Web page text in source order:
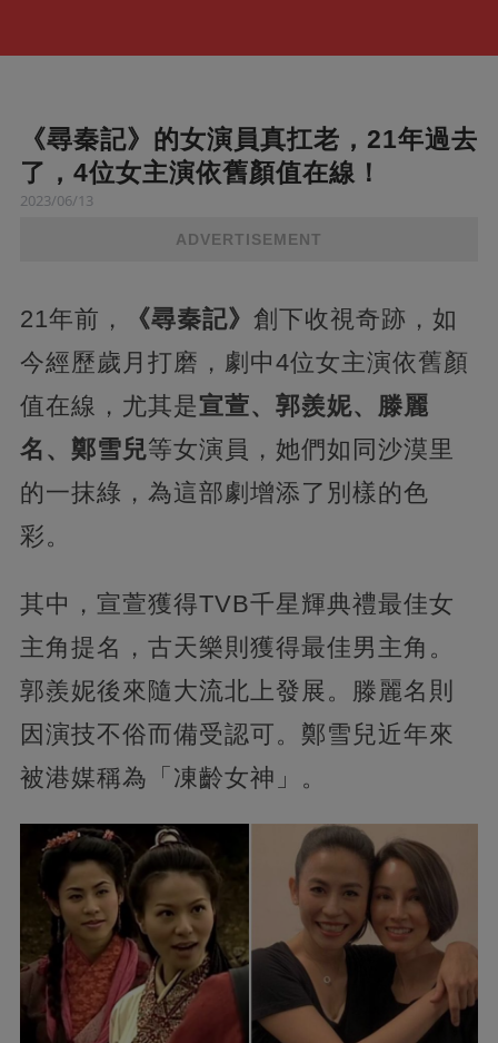
《尋秦記》的女演員真扛老，21年過去
了，4位女主演依舊顏值在線！
2023/06/13
ADVERTISEMENT
21年前， 《尋秦記》 創下收視奇跡，如
今經歷歲月打磨，劇中4位女主演依舊顏
值在線，尤其是宣萱、郭羨妮、滕麗
名、鄭雪兒等女演員，她們如同沙漠里
的一抹綠，為這部劇增添了別樣的色
彩。
其中，宣萱獲得TVB千星輝典禮最佳女
主角提名，古天樂則獲得最佳男主角。
郭羨妮後來隨大流北上發展。滕麗名則
因演技不俗而備受認可。鄭雪兒近年來
被港媒稱為「凍齡女神」。